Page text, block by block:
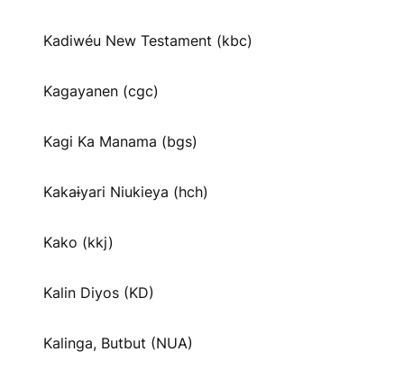
Kadiwéu New Testament (kbc)
Kagayanen (cgc)
Kagi Ka Manama (bgs)
Kakaɨyari Niukieya (hch)
Kako (kkj)
Kalin Diyos (KD)
Kalinga, Butbut (NUA)